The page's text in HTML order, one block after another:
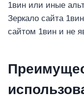
1вин или иные
Зеркало сайта
сайтом 1вин и не